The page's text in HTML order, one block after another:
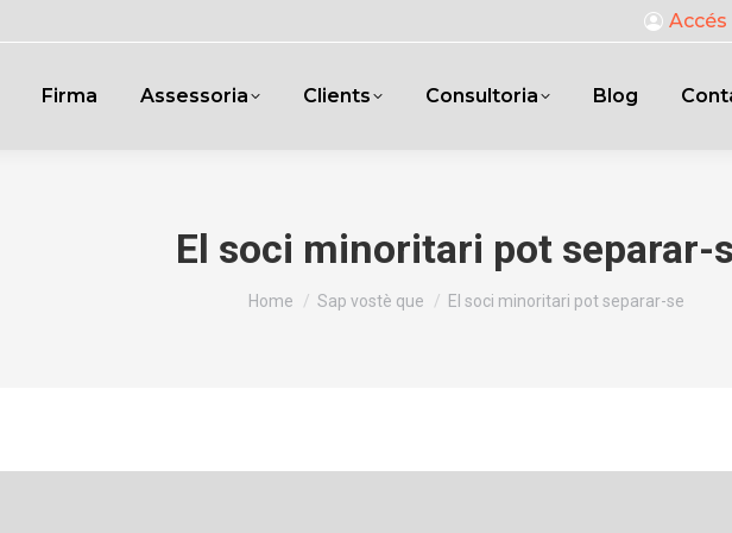
Firma Assessoria Clients Consultoria Blog
El soci minoritari pot separar-
You are here:
Home Sap vostè que El soci minoritari pot separar-se